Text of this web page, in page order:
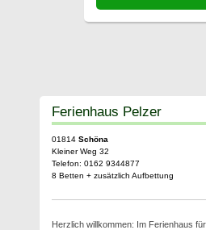
Ferienhaus Pelzer
01814 Schöna
Kleiner Weg 32
Telefon: 0162 9344877
8 Betten + zusätzlich Aufbettung
Herzlich willkommen: Im Ferienhaus